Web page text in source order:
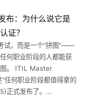
布：为什么说它是
证？
试，而是一个"拼图"——
何职业阶段的人都能获
图。 ITIL Master
任何职业阶段都值得拿的
正式发布了。...